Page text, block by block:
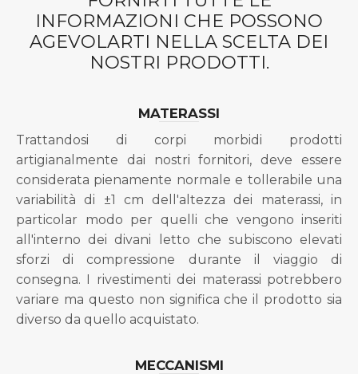
INFORMAZIONI CHE POSSONO
AGEVOLARTI NELLA SCELTA DEI
NOSTRI PRODOTTI.
MATERASSI
Trattandosi di corpi morbidi prodotti
artigianalmente dai nostri fornitori, deve essere
considerata pienamente normale e tollerabile una
variabilità di ±1 cm dell'altezza dei materassi, in
particolar modo per quelli che vengono inseriti
all'interno dei divani letto che subiscono elevati
sforzi di compressione durante il viaggio di
consegna. I rivestimenti dei materassi potrebbero
variare ma questo non significa che il prodotto sia
diverso da quello acquistato.
MECCANISMI